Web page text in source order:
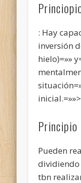
: Hay
inversión
hielo)=»»
Pueden
dividiendo
tbn